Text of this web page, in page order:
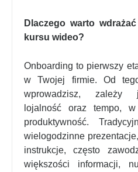
Dlaczego warto
kursu wideo?
Onboarding to pierwszy
w Twojej firmie. Od
wprowadzisz, zależy
lojalność oraz tempo,
produktywność.
wielogodzinne
instrukcje, często
większości informacji,